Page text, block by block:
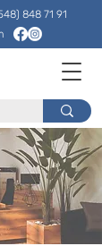
848 71 91